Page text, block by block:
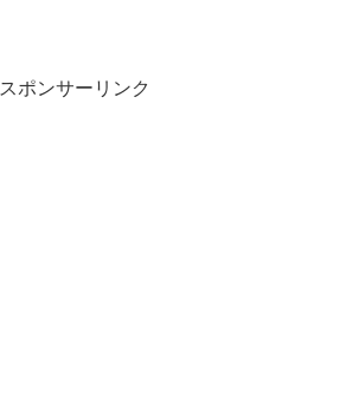
に水はけが悪くなるという悪循環。どう
したものか。
スポンサーリンク